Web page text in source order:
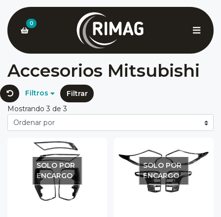
0
Accesorios Mitsubishi
Filtros
Filtrar
Mostrando 3 de 3
SOLO POR
ENCARGO
SOLO POR
ENCARGO